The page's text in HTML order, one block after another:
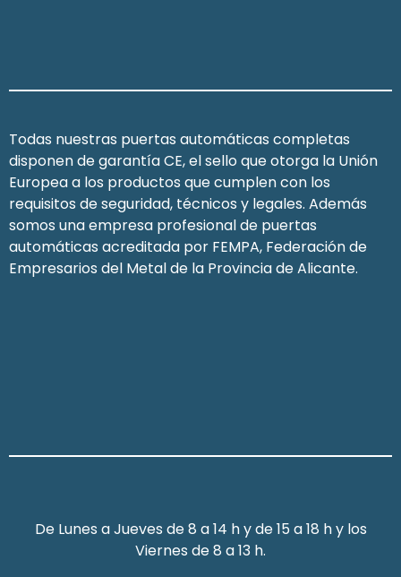
Todas nuestras puertas automáticas completas
disponen de garantía CE, el sello que otorga la Unión
Europea a los productos que cumplen con los
requisitos de seguridad, técnicos y legales. Además
somos una empresa profesional de puertas
automáticas acreditada por FEMPA, Federación de
Empresarios del Metal de la Provincia de Alicante.
De Lunes a Jueves de 8 a 14 h y de 15 a 18 h y los
Viernes de 8 a 13 h.